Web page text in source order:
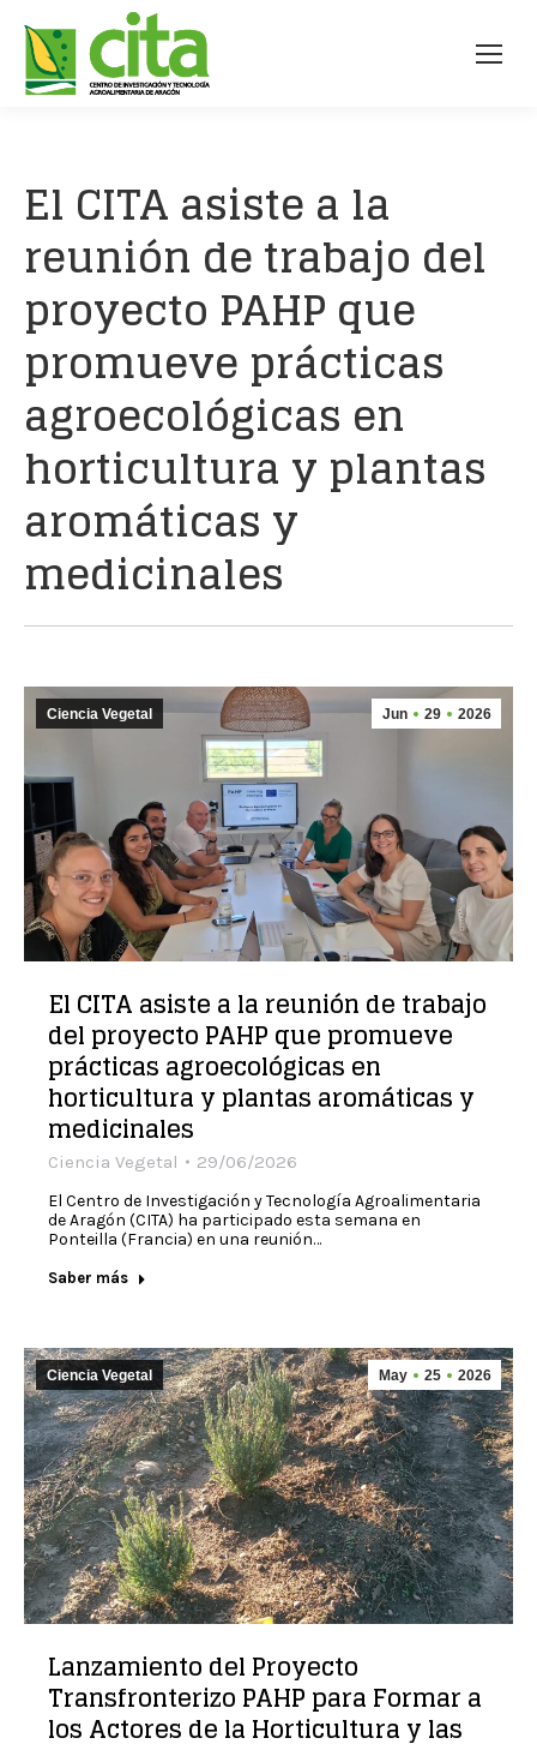
El CITA asiste a la
reunión de trabajo del
proyecto PAHP que
promueve prácticas
agroecológicas en
horticultura y plantas
aromáticas y
medicinales
Jun 29 2026
Ciencia Vegetal
El CITA asiste a la reunión de trabajo
del proyecto PAHP que promueve
prácticas agroecológicas en
horticultura y plantas aromáticas y
medicinales
Ciencia Vegetal 29/06/2026
El Centro de Investigación y Tecnología Agroalimentaria
de Aragón (CITA) ha participado esta semana en
Ponteilla (Francia) en una reunión…
Saber más
May 25 2026
Ciencia Vegetal
Lanzamiento del Proyecto
Transfronterizo PAHP para Formar a
los Actores de la Horticultura y las